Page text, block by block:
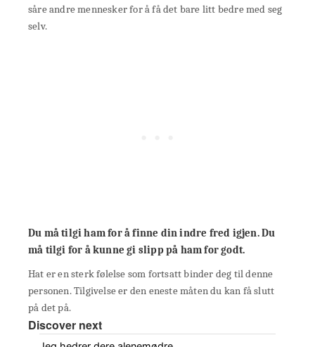
såre andre mennesker for å få det bare litt bedre med seg
selv.
Du må tilgi ham for å finne din indre fred igjen. Du
må tilgi for å kunne gi slipp på ham for godt.
Hat er en sterk følelse som fortsatt binder deg til denne
personen. Tilgivelse er den eneste måten du kan få slutt
på det på.
Discover next